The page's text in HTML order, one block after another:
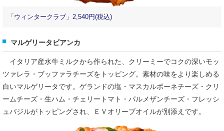
「ウィンタークラブ」2,540円(税込)
マルゲリータビアンカ
イタリア産水牛ミルクから作られた、クリーミーでコクの深いモッ
ツァレラ・ブッファラチーズをトッピング。素材の味をより楽しめる
白いマルゲリータです。ゲランドの塩・マスカルポーネチーズ・クリ
ームチーズ・生ハム・チェリートマト・パルメザンチーズ・フレッシ
ュバジルがトッピングされ、ＥＶオリーブオイルが別添えです。